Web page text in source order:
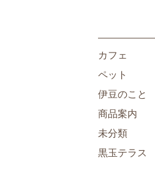
カフェ
ペット
伊豆のこと
商品案内
未分類
黒玉テラス